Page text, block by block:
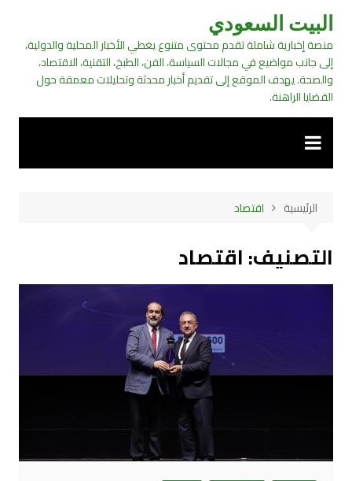
التجاوز
المحتوى
البيت السعودي
منصة إخبارية شاملة تقدم محتوى متنوع يغطي الأخبار المحلية والدولية،
إلى جانب مواضيع في مجالات السياسة، الفن، الطبخ، التقنية، الاقتصاد،
والصحة. يهدف الموقع إلى تقديم أخبار محدثة وتحليلات معمقة حول
القضايا الراهنة.
الرئيسية اقتصاد
التصنيف:اقتصاد